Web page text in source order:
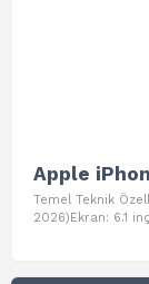
Apple
Temel Teknik
2026)Ekran: 6.1